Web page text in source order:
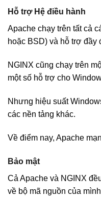
Hỗ trợ Hệ điều hành
Apache chạy trên tất cả
hoặc BSD) và hỗ trợ đầy
NGINX cũng chạy trên
một số hỗ trợ cho
Nhưng hiệu suất
các nền tảng khác.
Về điểm nay, Apache
Bảo mật
Cả Apache và NGINX
về bộ mã nguồn của